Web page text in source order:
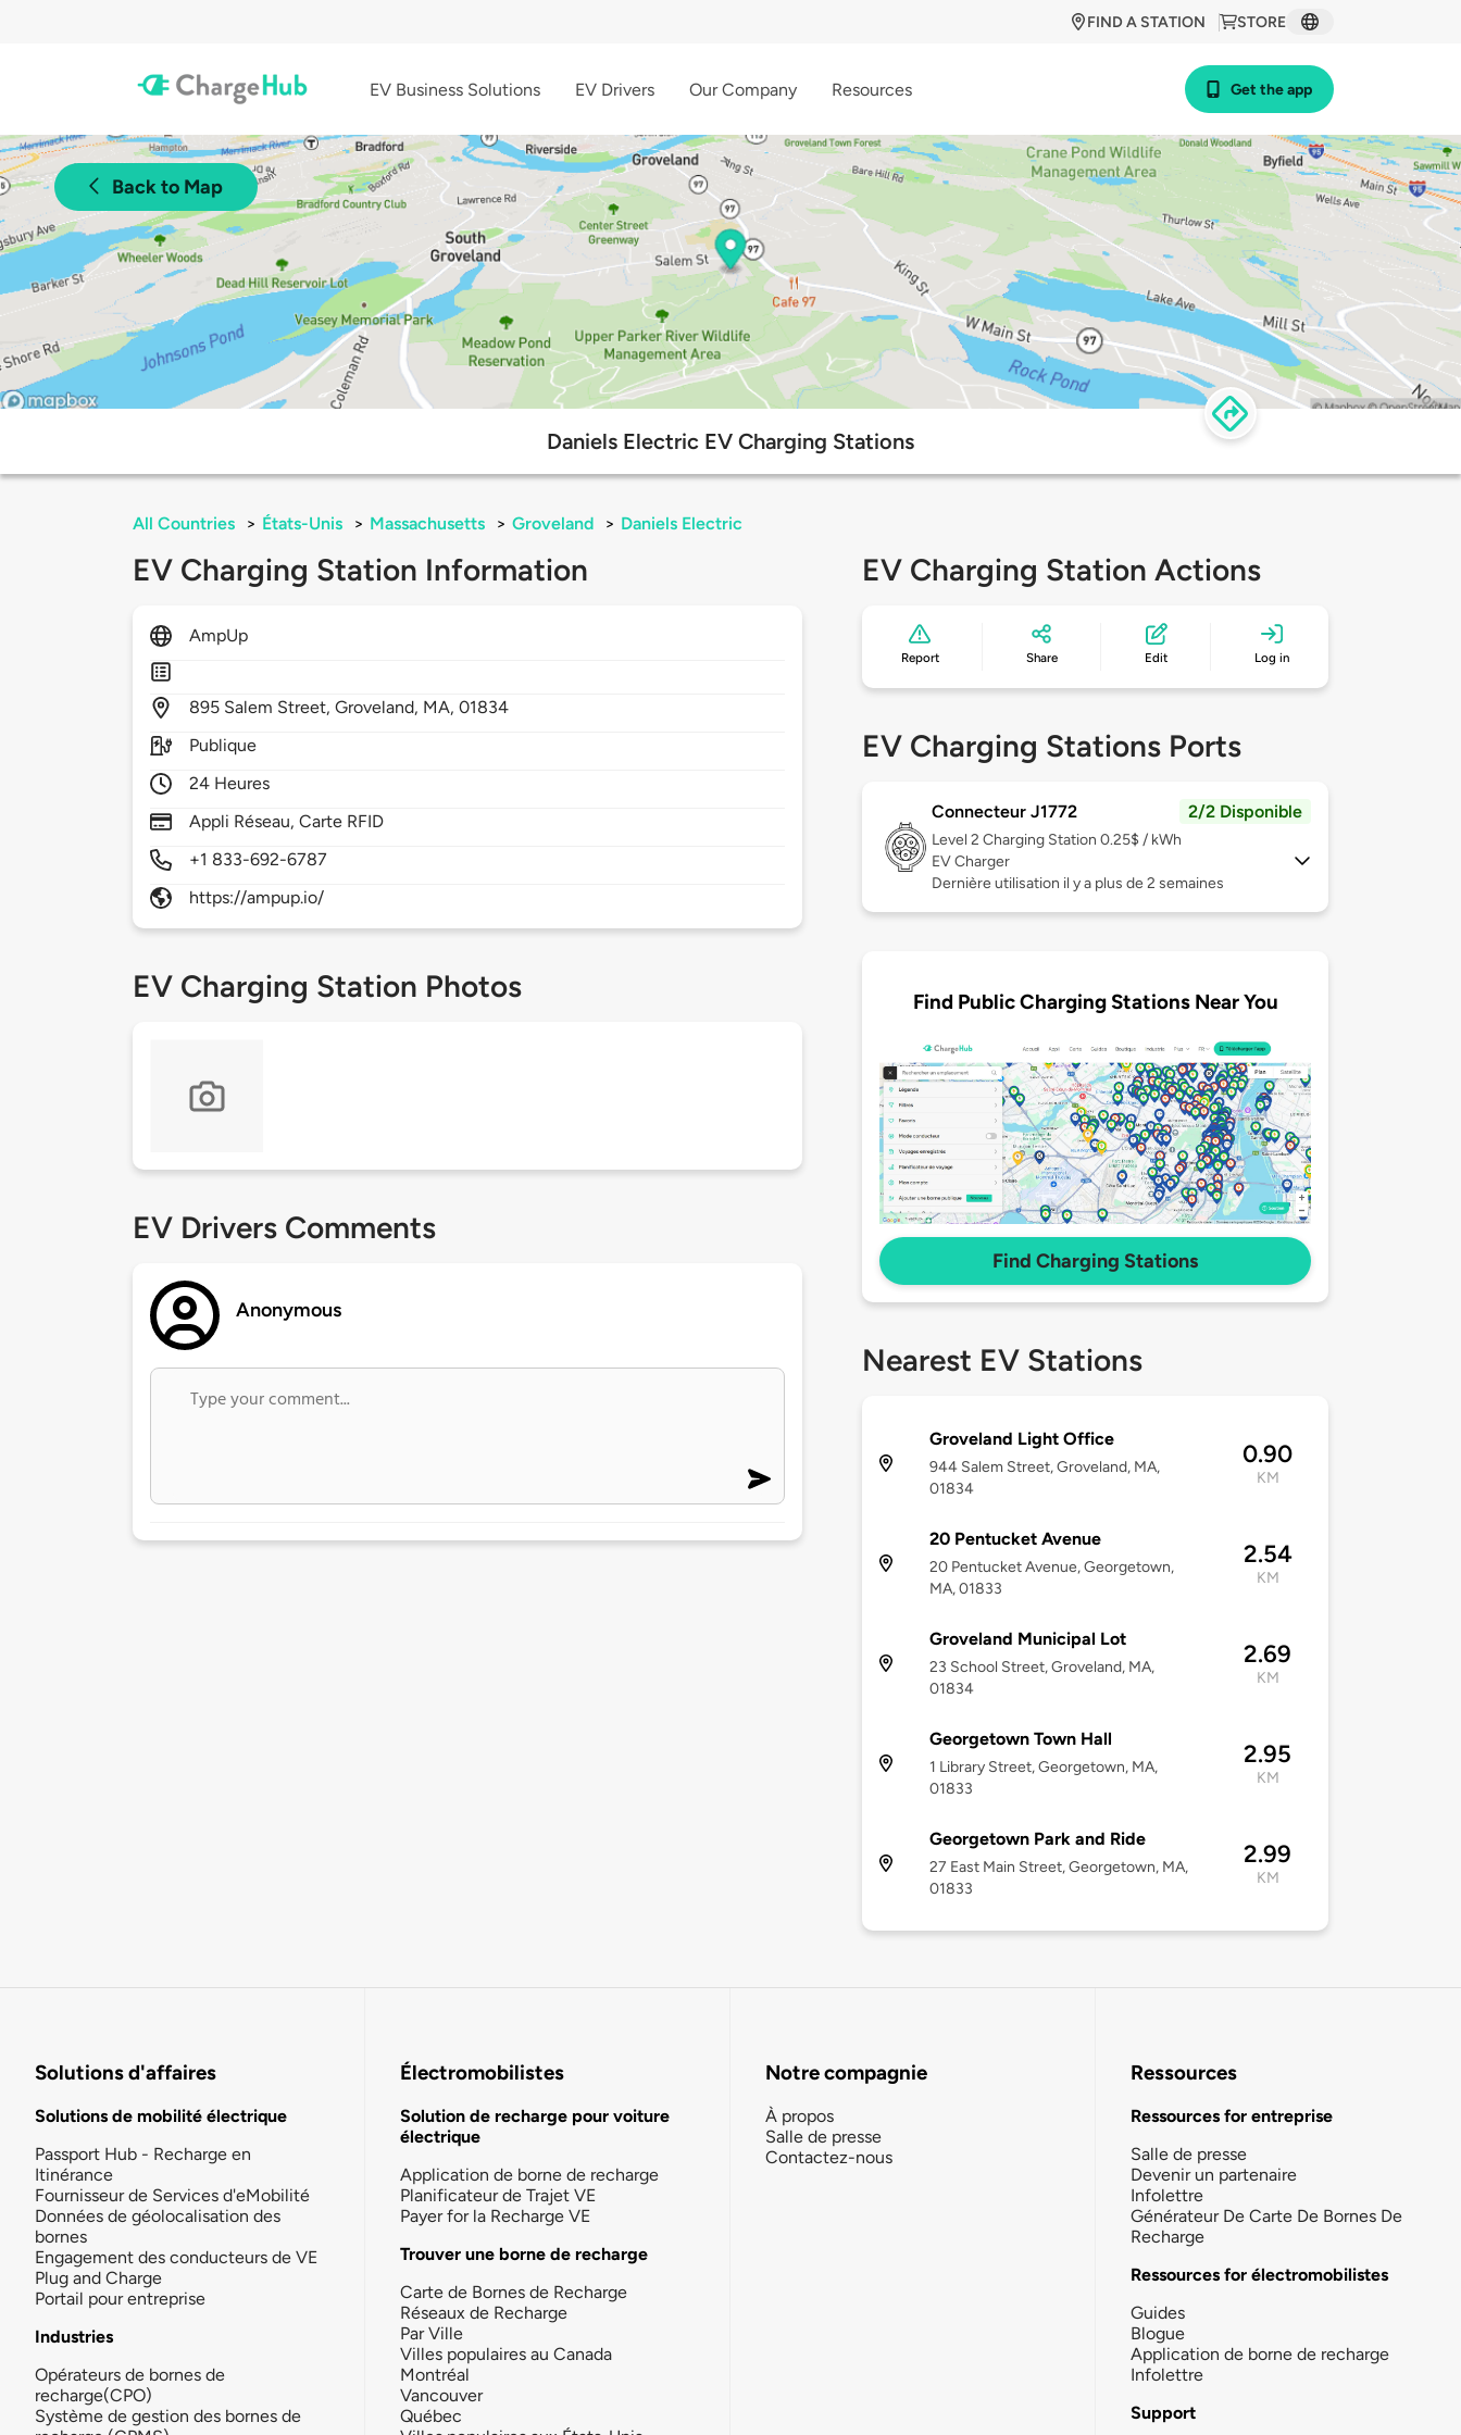
STORE
FIND A STATION
EV Business Solutions EV Drivers Our Company Resources Get the app
Back to Map
Daniels Electric EV Charging Stations
All Countries > États-Unis > Massachusetts > Groveland > Daniels Electric
EV Charging Station Information
AmpUp
895 Salem Street,Groveland, MA,01834
Publique
24 Heures
Appli Réseau, Carte RFID
+1 833-692-6787
https://ampup.io/
EV Charging Station Photos
EV Drivers Comments
Anonymous
EV Charging Station Actions
Report Share Edit Log in
EV Charging Stations Ports
Connecteur J1772 2/2 Disponible
Level 2 Charging Station 0.25$ / kWh
EV Charger
Dernière utilisation il y a plus de 2 semaines
Find Public Charging Stations Near You
Find Charging Stations
Nearest EV Stations
Groveland Light Office
944 Salem Street, Groveland, MA,
01834
0.90
KM
20 Pentucket Avenue
20 Pentucket Avenue, Georgetown,
MA, 01833
2.54
KM
Groveland Municipal Lot
23 School Street, Groveland, MA,
01834
2.69
KM
Georgetown Town Hall
1 Library Street, Georgetown, MA,
01833
2.95
KM
Georgetown Park and Ride
27 East Main Street, Georgetown, MA,
01833
2.99
KM
Solutions d'affaires
Solutions de mobilité électrique
Passport Hub - Recharge en
Itinérance
Fournisseur de Services d'eMobilité
Données de géolocalisation des
bornes
Engagement des conducteurs de VE
Plug and Charge
Portail pour entreprise
Industries
Opérateurs de bornes de
recharge(CPO)
Système de gestion des bornes de
Électromobilistes
Solution de recharge pour voiture
électrique
Application de borne de recharge
Planificateur de Trajet VE
Payer for la Recharge VE
Trouver une borne de recharge
Carte de Bornes de Recharge
Réseaux de Recharge
Par Ville
Villes populaires au Canada
Montréal
Vancouver
Québec
Notre compagnie
À propos
Salle de presse
Contactez-nous
Ressources
Ressources for entreprise
Salle de presse
Devenir un partenaire
Infolettre
Générateur De Carte De Bornes De
Recharge
Ressources for électromobilistes
Guides
Blogue
Application de borne de recharge
Infolettre
Support